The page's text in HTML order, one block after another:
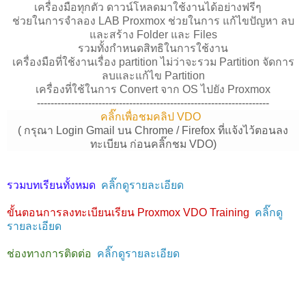
เครื่องมือทุกตัว ดาวน์โหลดมาใช้งานได้อย่างฟรีๆ
ช่วยในการจำลอง LAB Proxmox ช่วยในการ แก้ไขปัญหา ลบ
และสร้าง Folder และ Files
รวมทั้งกำหนดสิทธิในการใช้งาน
เครื่องมือที่ใช้งานเรื่อง partition ไม่ว่าจะรวม Partition จัดการ
ลบและแก้ไข Partition
เครื่องที่ใช้ในการ Convert จาก OS ไปยัง Proxmox
--------------------------------------------------------------------
คลิ๊กเพื่อชมคลิป VDO
( กรุณา Login Gmail บน Chrome / Firefox ที่แจ้งไว้ตอนลง
ทะเบียน ก่อนคลิ๊กชม VDO)
รวมบทเรียนทั้งหมด คลิ๊กดูรายละเอียด
ขั้นตอนการลงทะเบียนเรียน Proxmox VDO Training คลิ๊กดู
รายละเอียด
ช่องทางการติดต่อ คลิ๊กดูรายละเอียด